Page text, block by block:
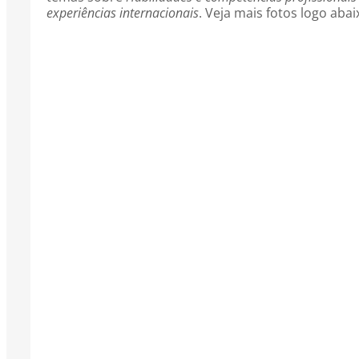
experiências internacionais. Veja mais fotos logo